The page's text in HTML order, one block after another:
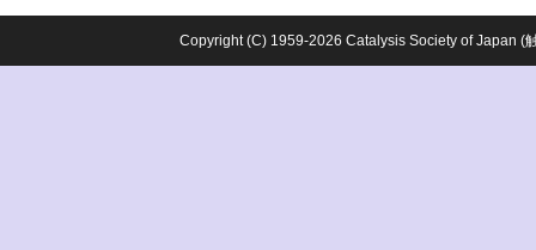
Copyright (C) 1959-2026 Catalysis Society of Japan (